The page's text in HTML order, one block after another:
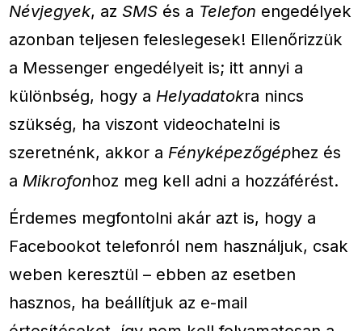
Névjegyek, azSMS és a Telefon engedélyek
azonban teljesen feleslegesek! Ellenőrizzük
a Messenger engedélyeit is; itt annyi a
különbség, hogy a Helyadatokra nincs
szükség, ha viszont videochatelni is
szeretnénk, akkor a Fényképezőgéphez és
a Mikrofonhoz meg kell adni a hozzáférést.
Érdemes megfontolni akár azt is, hogy a
Facebookot telefonról nem használjuk, csak
weben keresztül – ebben az esetben
hasznos, ha beállítjuk az e-mail